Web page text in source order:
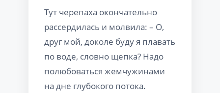
Тут черепаха окончательно
рассердилась и молвила: – О,
друг мой, доколе буду я плавать
по воде, словно щепка? Надо
полюбоваться жемчужинами
на дне глубокого потока.